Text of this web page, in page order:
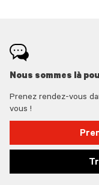
Nous sommes là
Prenez rendez-vous
vous !